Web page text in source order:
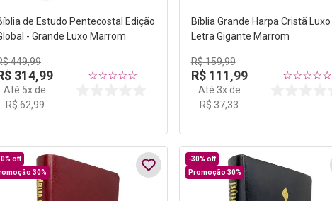
de Estudo Pentecostal Edição
- Grande Luxo Marrom
449,99
314,99
Até 5x de
R$ 62,99
☆☆☆☆☆
Bíblia Grande Harpa Cristã Luxo
Letra Gigante Marrom
R$159,99
R$ 111,99
Até 3x de
R$ 37,33
☆☆☆☆☆
off
30%
-30% off
Promoção 30%